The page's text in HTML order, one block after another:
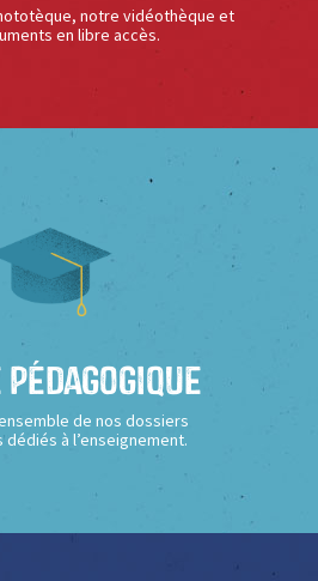
notre vidéothèque et
en libre accès.
Pédagogique
de nos dossiers
à l’enseignement.